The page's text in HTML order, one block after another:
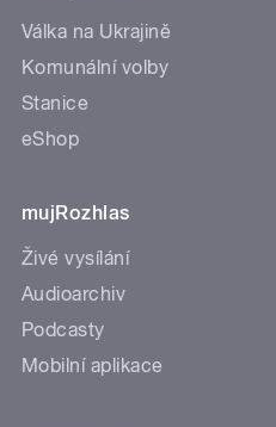
Válka na Ukrajině
Komunální volby
Stanice
eShop
mujRozhlas
Živé vysílání
Audioarchiv
Podcasty
Mobilní aplikace